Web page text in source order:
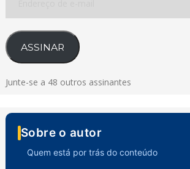
e-
mail
ASSINAR
Junte-se a 48 outros assinantes
Sobre o autor
Quem está por trás do conteúdo